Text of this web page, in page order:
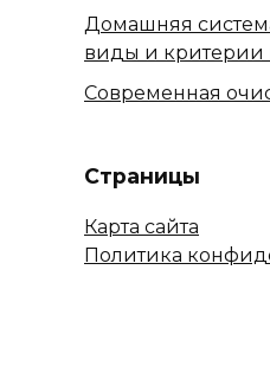
Домашняя
виды и критерии
Современная
Страницы
Карта сайта
Политика